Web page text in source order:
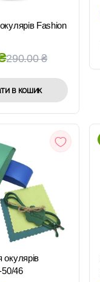
Fashion
290.00₴
в кошик
ШВИДКИЙ
ПЕРЕГЛЯД
46